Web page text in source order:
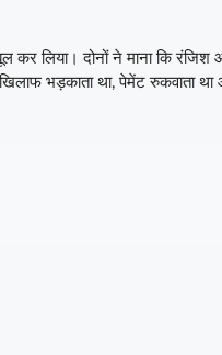
लिया। दोनों ने माना कि
भड़काता था, पेमेंट रुकवाता